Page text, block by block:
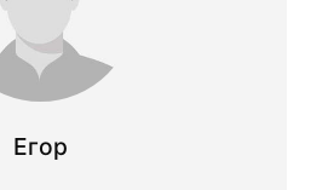
Егор